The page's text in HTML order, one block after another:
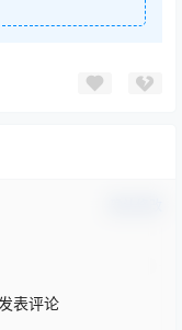
表评论